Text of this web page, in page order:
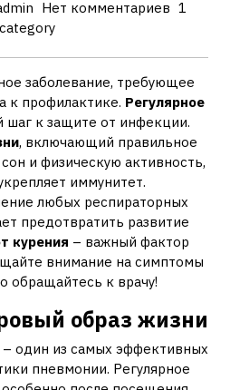
Нет комментариев 1
category
заболевание, требующее
к профилактике. Регулярное
шаг к защите от инфекции.
, включающий правильное
и физическую активность,
иммунитет.
любых респираторных
предотвратить развитие
курения – важный фактор
внимание на симптомы
обращайтесь к врачу!
образ жизни
один из самых эффективных
пневмонии. Регулярное